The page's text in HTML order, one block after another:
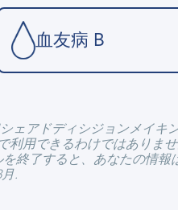
血友病 B
ェアドディシジョンメイ
用できるわけではありま
終了すると、あなたの情
.